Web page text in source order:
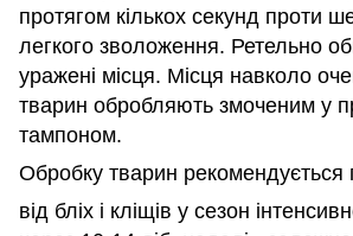
протягом кількох секунд проти
легкого зволоження. Ретельно
уражені місця. Місця навколо
тварин обробляють змоченим у
тампоном.
Обробку тварин рекомендується
від бліх і кліщів у сезон